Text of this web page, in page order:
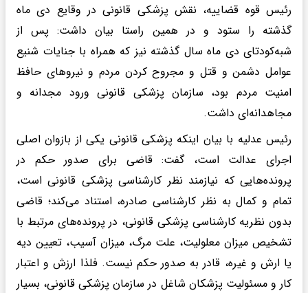
رئیس قوه قضاییه، نقش پزشکی قانونی در وقایع دی ماه
گذشته را ستود و در همین راستا بیان داشت: پس از
شبه‌‎کودتای دی ماه سال گذشته نیز که همراه با جنایات شنیع
عوامل دشمن و قتل و مجروح کردن مردم و نیرو‌های حافظ
امنیت مردم بود، سازمان پزشکی قانونی ورود مجدانه و
مجاهدانه‌ای داشت.
رئیس عدلیه با بیان اینکه پزشکی قانونی یکی از بازوان اصلی
اجرای عدالت است، گفت: قاضی برای صدور حکم در
پرونده‌هایی که نیازمند نظر کارشناسی پزشکی قانونی است،
تمام و کمال به نظر کارشناسی صادره، استناد می‌کند؛ قاضی
بدون نظریه کارشناسی پزشکی قانونی، در پرونده‌های مرتبط با
تشخیص میزان معلولیت، علت مرگ، میزان آسیب، تعیین دیه
یا ارش و غیره، قادر به صدور حکم نیست. فلذا ارزش و اعتبار
کار و مسئولیت پزشکان شاغل در سازمان پزشکی قانونی، بسیار